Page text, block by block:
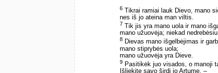
6 Tikrai ramiai lauk Dievo, mano
nes iš jo ateina man viltis.
7 Tik jis yra mano uola ir mano
mano užuovėja; niekad
8 Dievas mano išgelbėjimas ir
mano stiprybės uola;
mano užuovėja yra Dieve.
9 Pasitikėk juo visados, o manoji
Išliekite savo širdį jo Artume, –